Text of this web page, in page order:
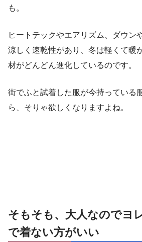
も。
ヒートテックやエアリズム、ダウン
涼しく速乾性があり、冬は軽くて暖
材がどんどん進化しているのです。
街でふと試着した服が今持っている
ら、そりゃ欲しくなりますよね。
そもそも、大人なのでヨ
で着ない方がいい